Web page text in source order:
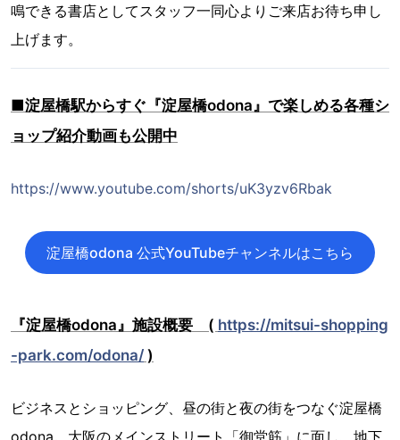
鳴できる書店としてスタッフ一同心よりご来店お待ち申し
上げます。
■淀屋橋駅からすぐ『淀屋橋odona』で楽しめる各種シ
ョップ紹介動画も公開中
https://www.youtube.com/shorts/uK3yzv6Rbak
淀屋橋odona 公式YouTubeチャンネルはこちら
『淀屋橋odona』施設概要 ( https://mitsui-shopping
-park.com/odona/ )
ビジネスとショッピング、昼の街と夜の街をつなぐ淀屋橋